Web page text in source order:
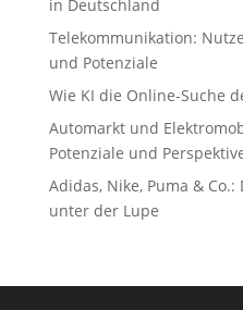
in Deutschland
Telekommunikation:
und Potenziale
Wie KI die Online-Suche
Automarkt und
Potenziale und
Adidas, Nike, Puma &
unter der Lupe